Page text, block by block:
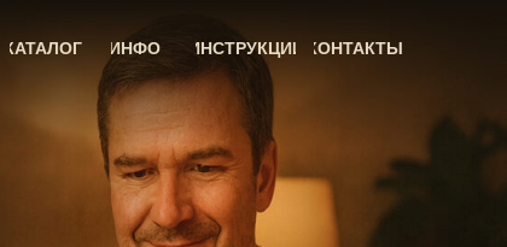
КОНТАКТЫ
ИНФО ИНСТРУКЦИИ
КАТАЛОГ